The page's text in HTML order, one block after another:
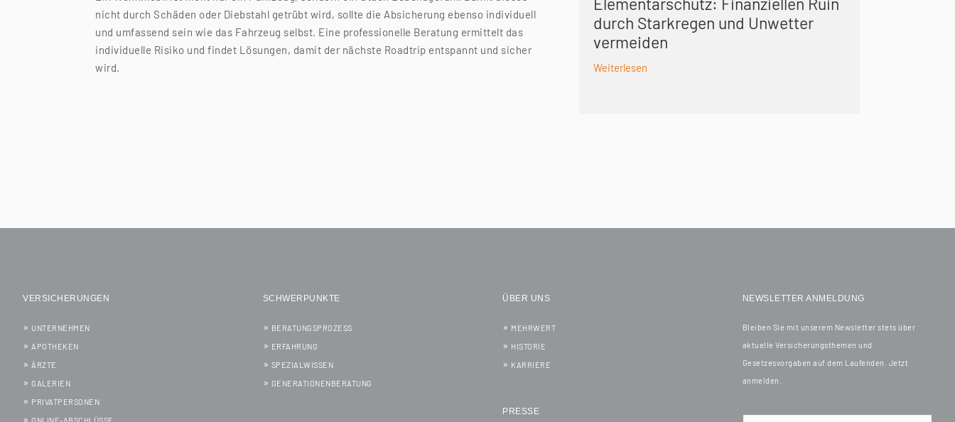
nicht durch Schäden oder Diebstahl getrübt wird, sollte die Absicherung ebenso individuell
und umfassend sein wie das Fahrzeug selbst. Eine professionelle Beratung ermittelt das
individuelle Risiko und findet Lösungen, damit der nächste Roadtrip entspannt und sicher
wird.
durch Starkregen und Unwetter
vermeiden
Weiterlesen
VERSICHERUNGEN
UNTERNEHMEN
APOTHEKEN
ÄRZTE
GALERIEN
PRIVATPERSONEN
ONLINE-ABSCHLÜSSE
SCHWERPUNKTE
BERATUNGSPROZESS
ERFAHRUNG
SPEZIALWISSEN
GENERATIONENBERATUNG
ÜBER UNS
MEHRWERT
HISTORIE
KARRIERE
PRESSE
NEWSLETTER ANMELDUNG
Bleiben Sie mit unserem Newsletter stets über
aktuelle Versicherungsthemen und
Gesetzesvorgaben auf dem Laufenden. Jetzt
anmelden.